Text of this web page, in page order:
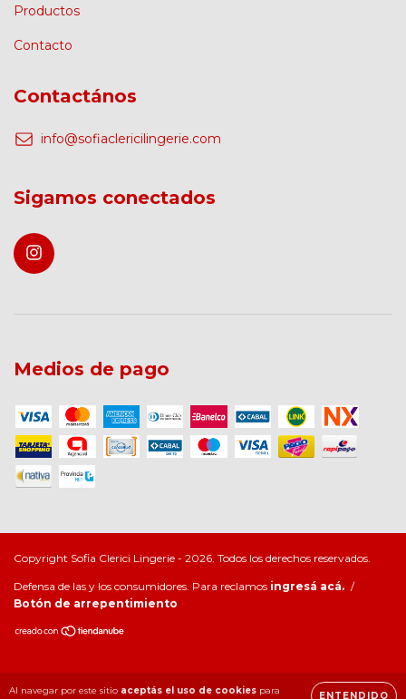
Al navegar por este sitio aceptás el uso de cookies para
ENTENDIDO
Productos
Contacto
Contactános
info@sofiaclericilingerie.com
Sigamos conectados
Medios de pago
Copyright Sofia Clerici Lingerie - 2026. Todos los derechos reservados.
Defensa de las y los consumidores. Para reclamos ingresá acá. /
Botón de arrepentimiento